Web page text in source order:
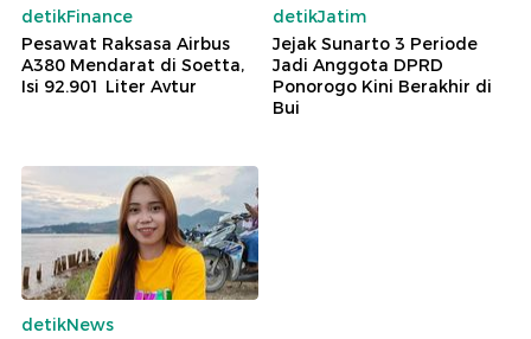
detikFinance
Pesawat Raksasa Airbus
A380 Mendarat di Soetta,
Isi 92.901 Liter Avtur
detikJatim
Jejak Sunarto 3 Periode
Jadi Anggota DPRD
Ponorogo Kini Berakhir di
Bui
detikNews